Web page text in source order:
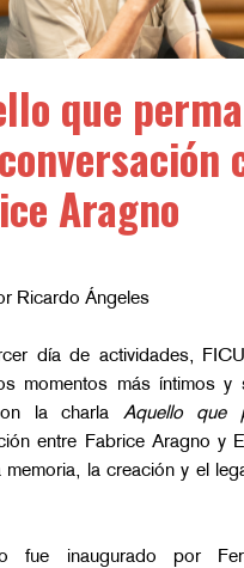
que
Aragno
Ricardo Ángeles
día de actividades,
momentos más íntimos y
la charla Aquello que
entre Fabrice Aragno y
memoria, la creación y el
fue inaugurado por